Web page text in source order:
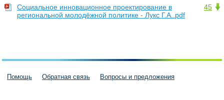
45
Социальное инновационное проектирование в
региональной молодёжной политике - Лукс Г.А..pdf
Помощь Обратная связь Вопросы и предложения